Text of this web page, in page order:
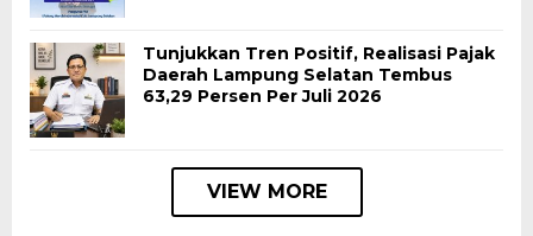
Tunjukkan Tren Positif, Realisasi Pajak
Daerah Lampung Selatan Tembus
63,29 Persen Per Juli 2026
VIEW MORE